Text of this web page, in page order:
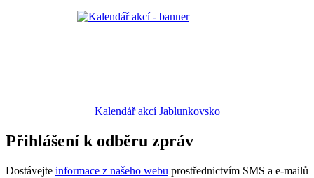
Kalendář akcí Jablunkovsko
Přihlášení k odběru zpráv
Dostávejte informace z našeho webu prostřednictvím SMS a e-mailů